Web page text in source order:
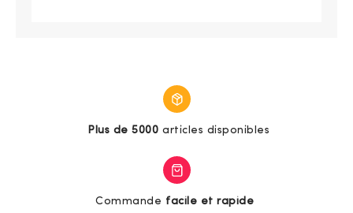
Plus de 5000 articles disponibles
Commande facile et rapide